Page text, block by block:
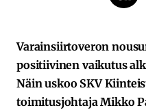
Varainsiirtoveron
positiivinen vaikutus
Näin uskoo SKV
toimitusjohtaja Mikko